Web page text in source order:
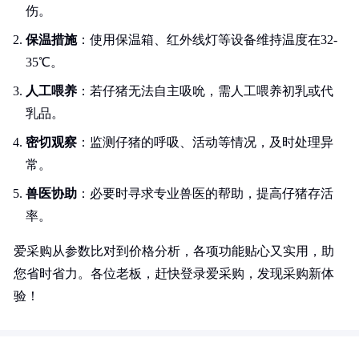
伤。
保温措施：使用保温箱、红外线灯等设备维持温度在32-
35℃。
人工喂养 ：若仔猪无法自主吸吮，需人工喂养初乳或代
乳品。
密切观察 ：监测仔猪的呼吸、活动等情况，及时处理异
常。
兽医协助 ：必要时寻求专业兽医的帮助，提高仔猪存活
率。
爱采购从参数比对到价格分析，各项功能贴心又实用，助
您省时省力。各位老板，赶快登录爱采购，发现采购新体
验！